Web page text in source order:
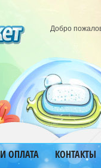
Добро
ОПЛАТА
КОНТАКТЫ